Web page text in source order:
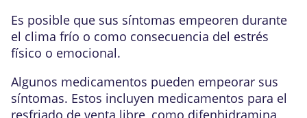
Es posible que sus síntomas empeoren durante
el clima frío o como consecuencia del estrés
físico o emocional.
Algunos medicamentos pueden empeorar sus
síntomas. Estos incluyen medicamentos para el
resfriado de venta libre, como difenhidramina